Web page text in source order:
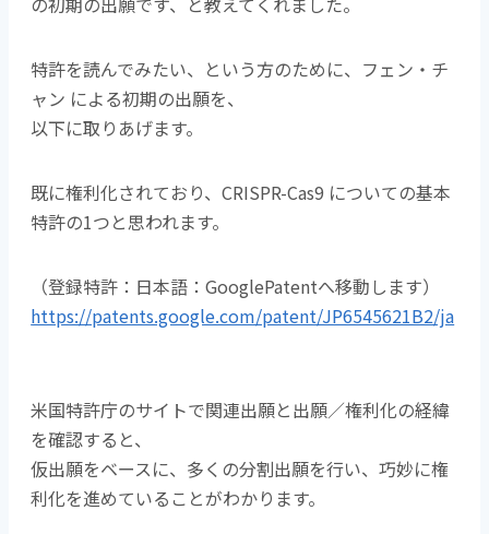
特許を読んでみたい、という方のために、フェン・チ
ャン による初期の出願を、
以下に取りあげます。
既に権利化されており、CRISPR-Cas9 についての基本
特許の1つと思われます。
（登録特許：日本語：GooglePatentへ移動します）
https://patents.google.com/patent/JP6545621B2/ja
米国特許庁のサイトで関連出願と出願／権利化の経緯
を確認すると、
仮出願をベースに、多くの分割出願を行い、巧妙に権
利化を進めていることがわかります。